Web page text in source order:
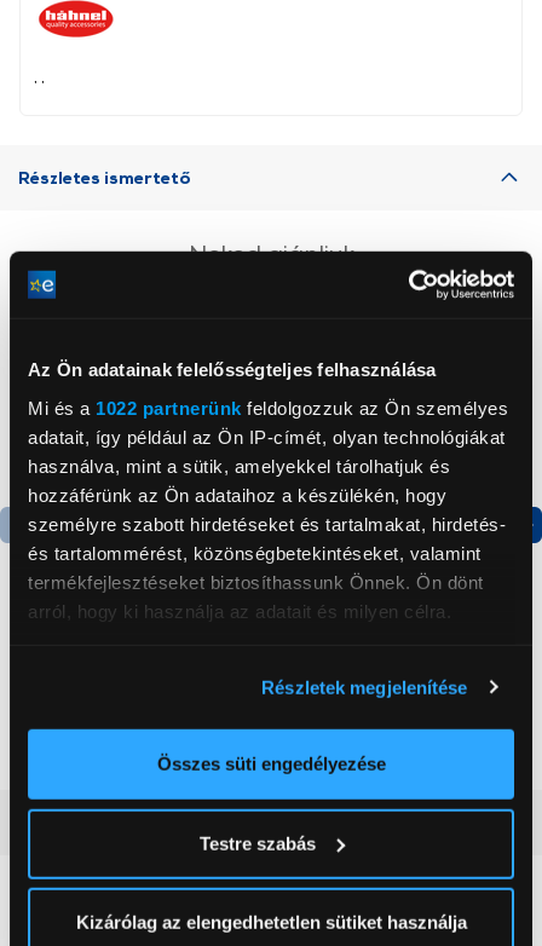
Az Ön adatainak felelősségteljes felhasználása
Mi és a 1022 partnerünk feldolgozzuk az Ön személyes
adatait, így például az Ön IP-címét, olyan technológiákat
használva, mint a sütik, amelyekkel tárolhatjuk és
hozzáférünk az Ön adataihoz a készülékén, hogy
személyre szabott hirdetéseket és tartalmakat, hirdetés-
és tartalommérést, közönségbetekintéseket, valamint
termékfejlesztéseket biztosíthassunk Önnek. Ön dönt
arról, hogy ki használja az adatait és milyen célra.
elhelyezkedéséről pár méteres pontossággal
Az Ön készülékén beazonosítása annak konkrét
módjairól és adja meg preferenciáit aRészletek
pontban. Bármikor módosíthatja vagy visszavonhatja a
Sütinyilatkozathoz való hozzájárulását.
Részletek megjelenítése
Összes süti engedélyezése
Testre szabás
Kizárólag az elengedhetetlen sütiket használja
Részletes ismertető
Neked ajánljuk
Termék adatlap
199 999 Ft
Termék adatlap
kombinált hűtőszekrény
179 999 Ft
0